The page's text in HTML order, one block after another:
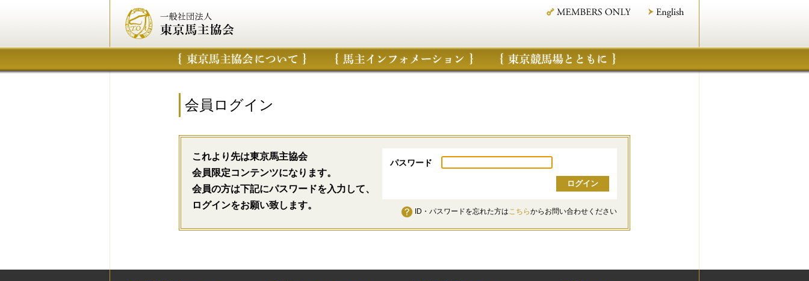
会員ログイン
これより先は東京馬主協会
会員限定コンテンツになります。
会員の方は下記にパスワードを入力して、
ログインをお願い致します。
パスワード
ID・パスワードを忘れた方はこちらからお問い合わせください